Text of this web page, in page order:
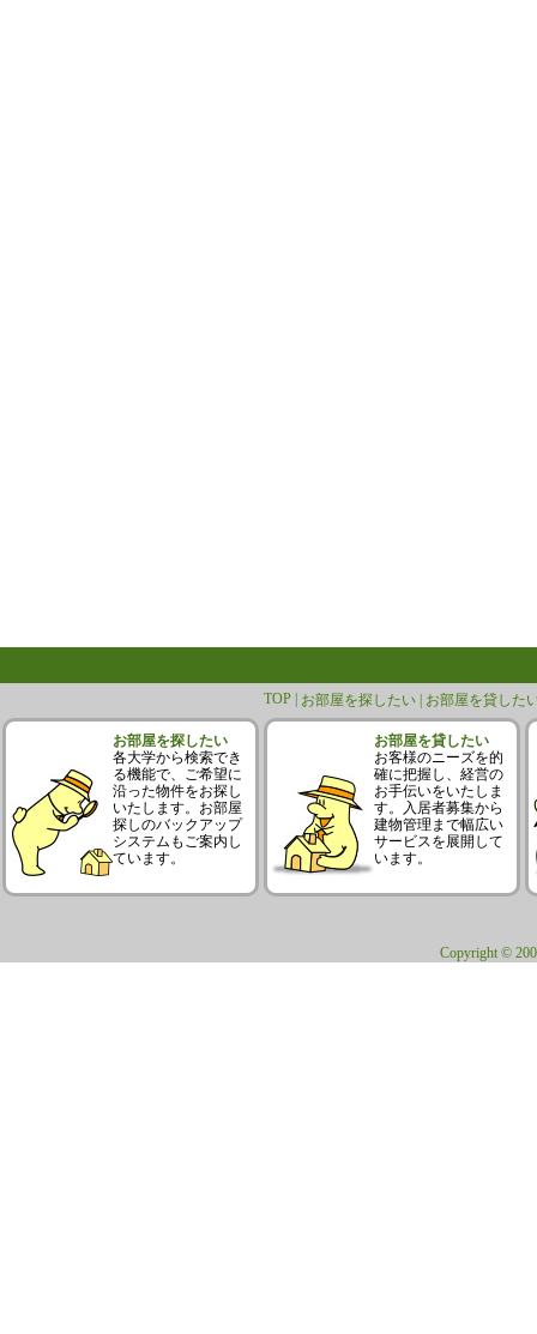
TOP | お部屋を探したい | お部屋を貸した
お部屋を探したい
各大学から検索でき
る機能で、ご希望に
沿った物件をお探し
いたします。お部屋
探しのバックアップ
システムもご案内し
ています。
お部屋を貸したい
お客様のニーズを的
確に把握し、経営の
お手伝いをいたしま
す。入居者募集から
建物管理まで幅広い
サービスを展開して
います。
Copyright ©